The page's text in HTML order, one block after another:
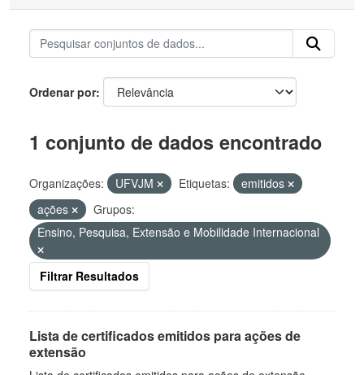
Ordenar por
1 conjunto de dados encontrado
Organizações: UFVJM Etiquetas:
emitidos
ações
Grupos:
Ensino, Pesquisa, Extensão e Mobilidade Internacional
Filtrar Resultados
Lista de certificados emitidos para ações de
extensão